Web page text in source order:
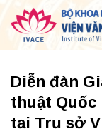
content
Diễn đàn
thuật Quốc
tại Trụ sở